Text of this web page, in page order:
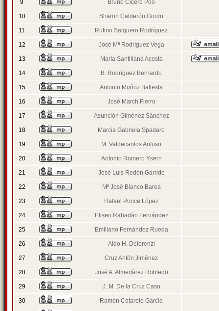
9 Bruno Cicero Poo
10 Sharon Calderón Gordo
11 Rufino Salguero Rodríguez
12 José Mª Rodríguez Vega
13 María Santillana Acosta
14 B. Rodríguez Bernardo
15 Antonio Muñoz Ballesta
16 José March Fierro
17 Asunción Giménez Sánchez
18 Marcia Gabriela Spadaro
19 M. Valdecantos Anfuso
20 Antonio Romero Ysern
21 José Luis Redón Garrido
22 Mª José Blanco Barea
23 Rafael Ponce López
24 Eliseo Rabadán Fernández
25 Emiliano Fernández Rueda
26 Aldo H. Delorenzi
27 Cruz Antón Jiménez
28 José A. Almedárez Robledo
29 J. M. De la Cruz Caso
30 Ramón Cotarelo García